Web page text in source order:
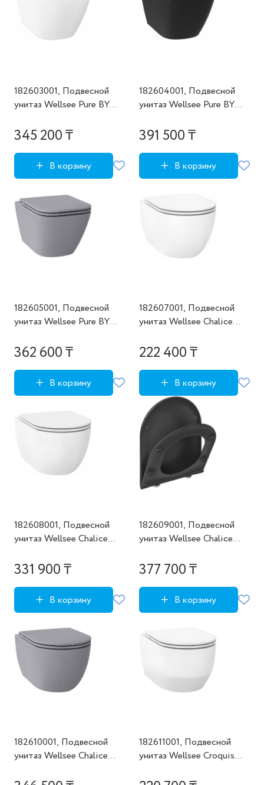
182603001, Подвесной
унитаз Wellsee Pure BY
182603000, 182617000),
345 200 ₸
В корзину
182604001, Подвесной
унитаз Wellsee Pure BY
182604000, 182618000),
391 500 ₸
В корзину
182605001, Подвесной
унитаз Wellsee Pure BY
182605000, 182619000),
362 600 ₸
В корзину
182607001, Подвесной
унитаз Wellsee Chalice
182607000, 182620000),
222 400 ₸
В корзину
182608001, Подвесной
унитаз Wellsee Chalice
182608000, 182621000),
331 900 ₸
В корзину
182609001, Подвесной
унитаз Wellsee Chalice
182609000, 182622000),
377 700 ₸
В корзину
182610001, Подвесной
унитаз Wellsee Chalice
182611001, Подвесной
унитаз Wellsee Croquis